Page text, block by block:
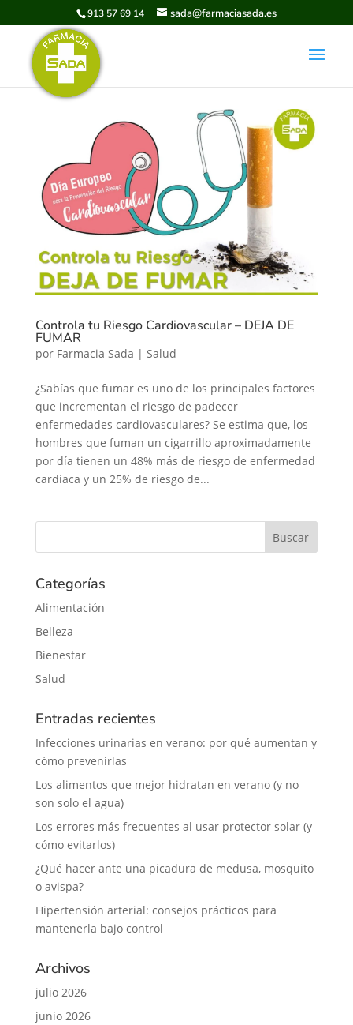
913 57 69 14 sada@farmaciasada.es
Controla tu Riesgo Cardiovascular – DEJA DE
FUMAR
por Farmacia Sada | Salud
¿Sabías que fumar es uno de los principales factores
que incrementan el riesgo de padecer
enfermedades cardiovasculares? Se estima que, los
hombres que fuman un cigarrillo aproximadamente
por día tienen un 48% más de riesgo de enfermedad
cardíaca y un 25% de riesgo de...
Categorías
Alimentación
Belleza
Bienestar
Salud
Entradas recientes
Infecciones urinarias en verano: por qué aumentan y
cómo prevenirlas
Los alimentos que mejor hidratan en verano (y no
son solo el agua)
Los errores más frecuentes al usar protector solar (y
cómo evitarlos)
¿Qué hacer ante una picadura de medusa, mosquito
o avispa?
Hipertensión arterial: consejos prácticos para
mantenerla bajo control
Archivos
julio 2026
junio 2026